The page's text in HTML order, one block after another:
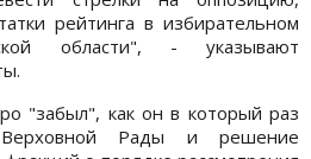
рейтинга в избирательном
области", - указывают
"забыл", как он в который раз
Рады и решение